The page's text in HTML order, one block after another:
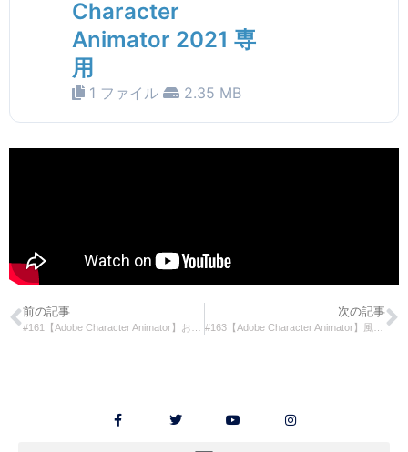
Character
Animator 2021 専
用
1 ファイル 2.35 MB
前の記事 次の記事